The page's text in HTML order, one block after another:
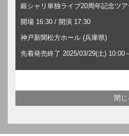
銀シャリ単独ライブ20周年記念ツア
開場 16:30 / 開演 17:30
神戸新聞松方ホール (兵庫県)
先着発売終了 2025/03/29(土) 10:00